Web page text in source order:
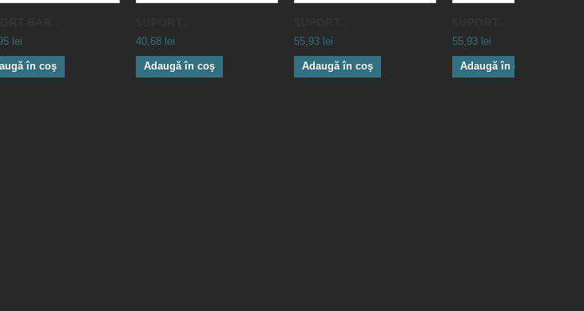
lei
în coş
40,68 lei
Adaugă în coş
55,93 lei
Adaugă în coş
55,93 lei
Adaugă în coş